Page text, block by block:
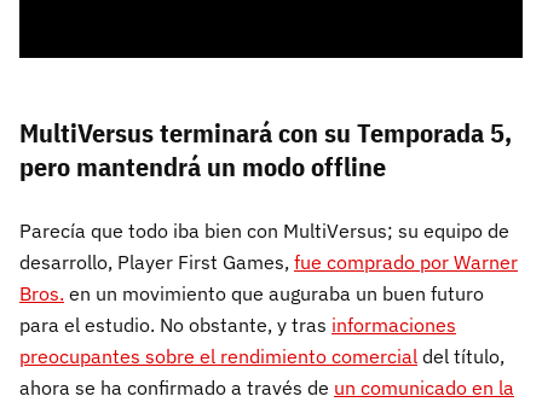
MultiVersus terminará con su Temporada 5,
pero mantendrá un modo offline
Parecía que todo iba bien con MultiVersus; su equipo de
desarrollo, Player First Games, fue comprado por Warner
Bros. en un movimiento que auguraba un buen futuro
para el estudio. No obstante, y tras informaciones
preocupantes sobre el rendimiento comercial del título,
ahora se ha confirmado a través de un comunicado en la